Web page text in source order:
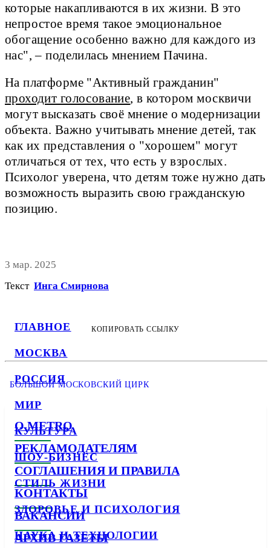
ГЛАВНОЕ
МОСКВА
РОССИЯ
МИР
КУЛЬТУРА
ШОУ-БИЗНЕС
СТИЛЬ ЖИЗНИ
ЗДОРОВЬЕ И ПСИХОЛОГИЯ
НАУКА И ТЕХНОЛОГИИ
которые накапливаются в их жизни. В это
непростое время такое эмоциональное
обогащение особенно важно для каждого из
нас", – поделилась мнением Пачина.
На платформе "Активный гражданин"
проходит голосование, в котором москвичи
могут высказать своё мнение о модернизации
объекта. Важно учитывать мнение детей, так
как их представления о "хорошем" могут
отличаться от тех, что есть у взрослых.
Психолог уверена, что детям тоже нужно дать
возможность выразить свою гражданскую
позицию.
3 мар. 2025
Текст Инга Смирнова
КОПИРОВАТЬ ССЫЛКУ
БОЛЬШОЙ МОСКОВСКИЙ ЦИРК
О METRO
РЕКЛАМОДАТЕЛЯМ
СОГЛАШЕНИЯ И ПРАВИЛА
КОНТАКТЫ
ВАКАНСИИ
АРХИВ ГАЗЕТЫ